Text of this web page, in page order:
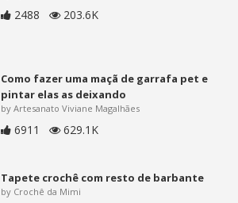
2488 203.6K
Como fazer uma maçã de garrafa pet e
pintar elas as deixando
by Artesanato Viviane Magalhães
6911 629.1K
Tapete crochê com resto de barbante
by Crochê da Mimi